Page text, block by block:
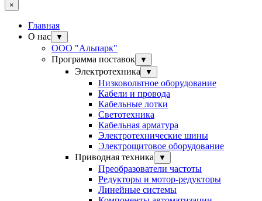
×
Главная
О нас
▼
ООО "Альпарк"
Программа поставок
▼
Электротехника ▼
Низковольтное оборудование
Кабели и провода
Кабельные лотки
Светотехника
Кабельная арматура
Электротехнические шины
Электрощитовое оборудование
Приводная техника
▼
Преобразователи частоты
Редукторы и мотор-редукторы
Линейные системы